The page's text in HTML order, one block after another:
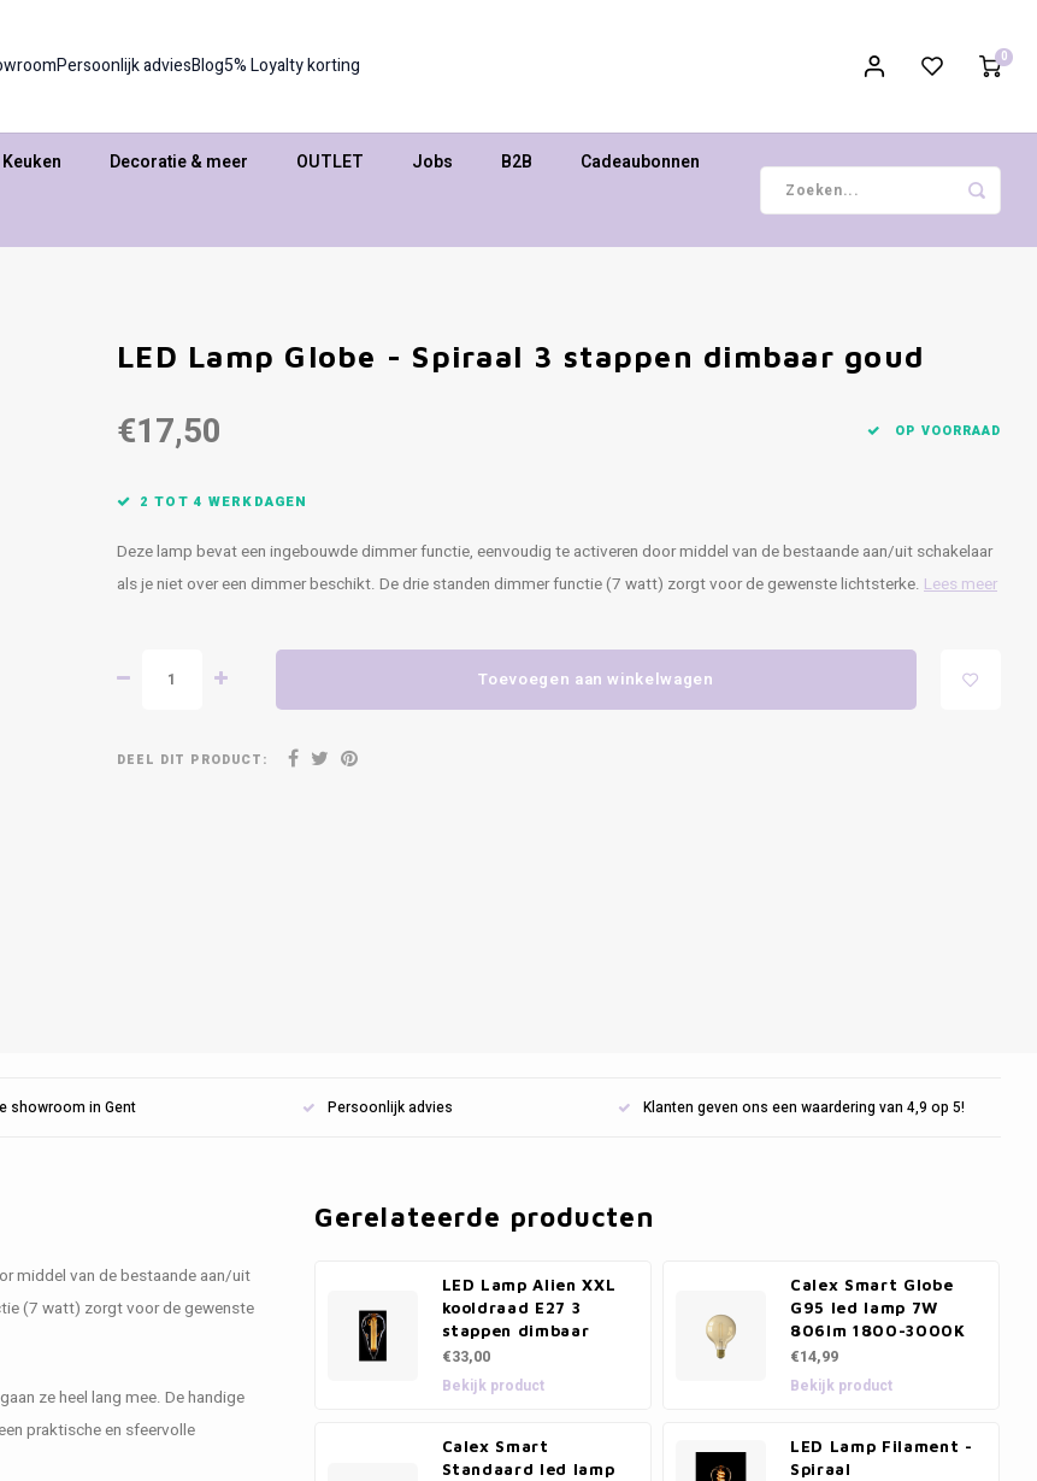
Persoonlijk adviesBlog5% Loyalty korting 0
Keuken Decoratie & meer OUTLET Jobs B2B Cadeaubonnen
LED Lamp Globe - Spiraal 3 stappen dimbaar goud
€17,50 OP VOORRAAD
2 TOT 4 WERKDAGEN
Deze lamp bevat een ingebouwde dimmer functie, eenvoudig te activeren door middel van de bestaande aan/uit schakelaar
als je niet over een dimmer beschikt. De drie standen dimmer functie (7 watt) zorgt voor de gewenste lichtsterke. Lees meer
Toevoegen aan winkelwagen
DEEL DIT PRODUCT:
showroom in Gent Persoonlijk advies Klanten geven ons een waardering van 4,9 op 5!
middel van de bestaande aan/uit
(7 watt) zorgt voor de gewenste
ze heel lang mee. De handige
praktische en sfeervolle
Gerelateerde producten
LED Lamp Alien XXL
kooldraad E27 3
stappen dimbaar
€33,00
Bekijk product
Calex Smart Globe
G95 led lamp 7W
806lm 1800-3000K
€14,99
Bekijk product
Calex Smart
Standaard led lamp
LED Lamp Filament -
Spiraal